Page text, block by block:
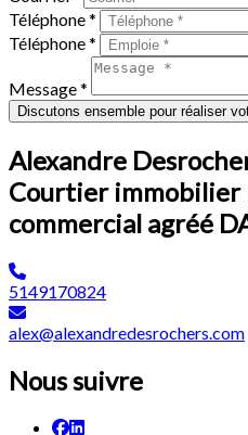
Téléphone *
Téléphone *
Message *
Discutons ensemble pour réaliser
Alexandre
Courtier
commercial agréé
5149170824
alex@alexandredesrochers.com
Nous suivre